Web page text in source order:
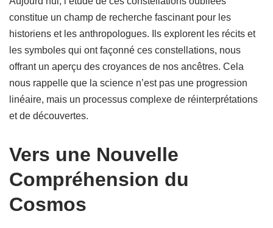
constitue un champ de recherche fascinant pour les
historiens et les anthropologues. Ils explorent les récits et
les symboles qui ont façonné ces constellations, nous
offrant un aperçu des croyances de nos ancêtres. Cela
nous rappelle que la science n’est pas une progression
linéaire, mais un processus complexe de réinterprétations
et de découvertes.
Vers une Nouvelle
Compréhension du
Cosmos